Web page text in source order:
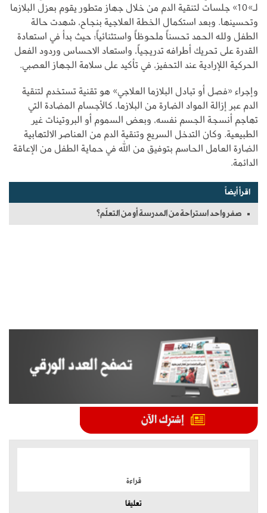
لـ»10» جلسات لتنقية الدم من خلال جهاز متطور يقوم بعزل البلازما
وتحسينها. وبعد استكمال الخطة العلاجية بنجاح، شهدت حالة
الطفل ولله الحمد تحسناً ملحوظاً واستثنائياً؛ حيث بدأ في استعادة
القدرة على تحريك أطرافه تدريجياً، واستعاد الاحساس وردود الفعل
الحركية اللإرادية عند التحفيز، في تأكيد على سلامة الجهاز العصبي.
وإجراء «فصل أو تبادل البلازما العلاجي» هو تقنية تستخدم لتنقية
الدم عبر إزالة المواد الضارة من البلازما، كالأجسام المضادة التي
تهاجم أنسجة الجسم نفسه، وبعض السموم أو البروتينات غير
الطبيعية. وكان التدخل السريع وتنقية الدم من العناصر الالتهابية
الضارة العامل الحاسم بتوفيق من الله في حماية الطفل من الإعاقة
الدائمة.
اقرأ أيضاً
صفر واحد استراحة من المدرسة أو من التعلّم؟
قراءة
تعليقا